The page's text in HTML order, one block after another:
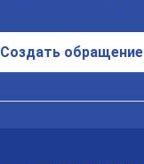
Создать обращение